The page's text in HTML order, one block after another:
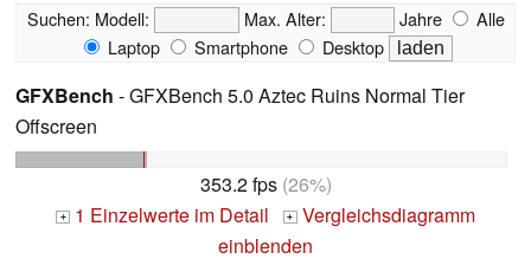
Suchen: Modell: Max. Alter: Jahre
Alle
Laptop
Smartphone Desktop
GFXBench - GFXBench 5.0 Aztec Ruins Normal Tier
Offscreen
353.2 fps(26%)
+ 1 Einzelwerte im Detail + Vergleichsdiagramm
einblenden